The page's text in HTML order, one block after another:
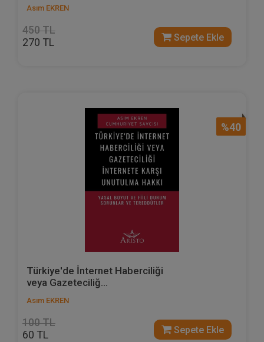
Asım EKREN
450 TL
270 TL Sepete Ekle
%40
Türkiye'de İnternet Haberciliği
veya Gazeteciliğ...
Asım EKREN
100 TL
60 TL Sepete Ekle